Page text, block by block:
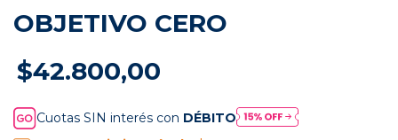
OBJETIVO CERO
$42.800,00
Cuotas SIN interés con DÉBITO